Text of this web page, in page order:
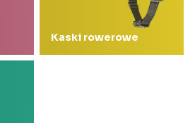
Kaski rowerowe